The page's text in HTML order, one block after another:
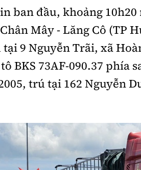
Mời
Thi viết
hóa giao thông
xe an toàn
tay vì ATGT
sáng giao thông
thêm
hóa - Giải Trí
hóa
Thể
Bóng đá
ban đầu, khoảng 10h20
Mây - Lăng Cô (TP
tại 9 Nguyễn Trãi, xã
BKS 73AF-090.37 phía
trú tại 162 Nguyễn